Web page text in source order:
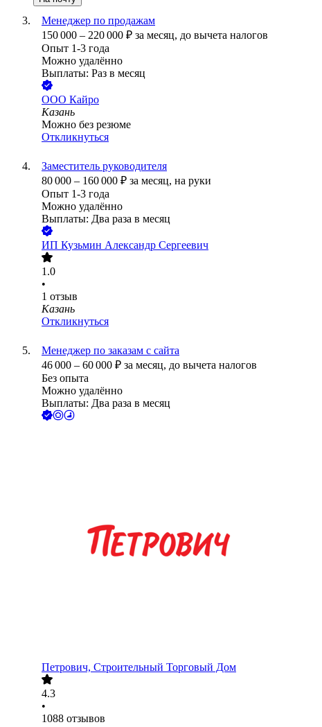
Менеджер по продажам
150 000 – 220 000 ₽ за месяц, до вычета налогов
Опыт 1-3 года
Можно удалённо
Выплаты: Раз в месяц
ООО Кайро
Казань
Можно без резюме
Откликнуться
Заместитель руководителя
80 000 – 160 000 ₽ за месяц, на руки
Опыт 1-3 года
Можно удалённо
Выплаты: Два раза в месяц
ИП Кузьмин Александр Сергеевич
1.0
•
1 отзыв
Казань
Откликнуться
Менеджер по заказам с сайта
46 000 – 60 000 ₽ за месяц, до вычета налогов
Без опыта
Можно удалённо
Выплаты: Два раза в месяц
Петрович, Строительный Торговый Дом
4.3
•
1088 отзывов